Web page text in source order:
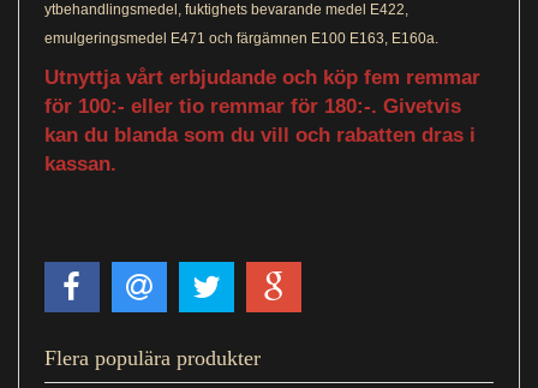
ytbehandlingsmedel, fuktighets bevarande medel E422,
emulgeringsmedel E471 och färgämnen E100 E163, E160a.
Utnyttja vårt erbjudande och köp fem remmar
för 100:- eller tio remmar för 180:-. Givetvis
kan du blanda som du vill och rabatten dras i
kassan.
Flera populära produkter